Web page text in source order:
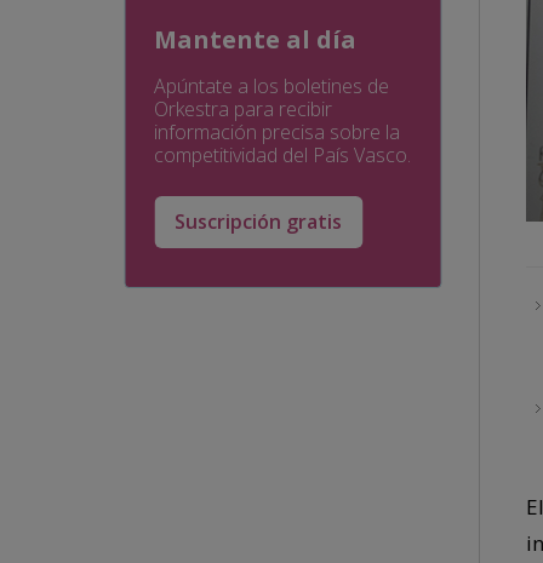
Mantente al día
Apúntate a los boletines de
Orkestra para recibir
información precisa sobre la
competitividad del País Vasco.
Suscripción gratis